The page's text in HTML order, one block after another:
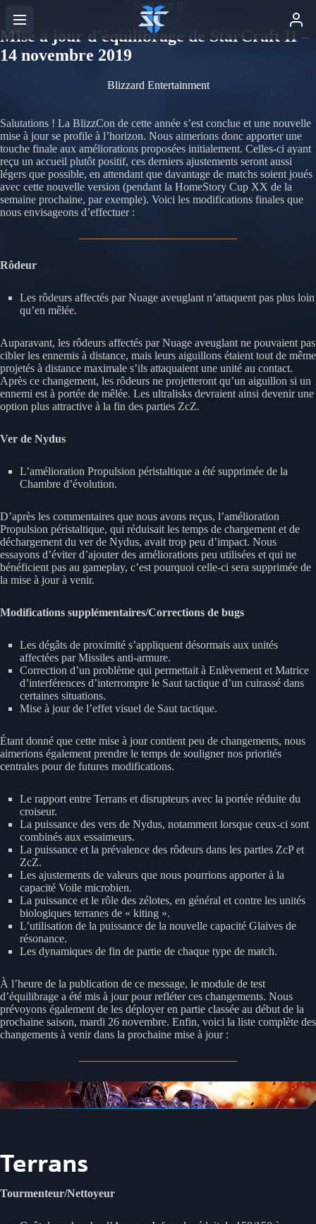
StarCraft II
Mise à jour d'équilibrage de StarCraft II –
14 novembre 2019
Blizzard Entertainment
Salutations ! La BlizzCon de cette année s’est conclue et une nouvelle
mise à jour se profile à l’horizon. Nous aimerions donc apporter une
touche finale aux améliorations proposées initialement. Celles-ci ayant
reçu un accueil plutôt positif, ces derniers ajustements seront aussi
légers que possible, en attendant que davantage de matchs soient joués
avec cette nouvelle version (pendant la HomeStory Cup XX de la
semaine prochaine, par exemple). Voici les modifications finales que
nous envisageons d’effectuer :
Rôdeur
Les rôdeurs affectés par Nuage aveuglant n’attaquent pas plus loin
qu’en mêlée.
Auparavant, les rôdeurs affectés par Nuage aveuglant ne pouvaient pas
cibler les ennemis à distance, mais leurs aiguillons étaient tout de même
projetés à distance maximale s’ils attaquaient une unité au contact.
Après ce changement, les rôdeurs ne projetteront qu’un aiguillon si un
ennemi est à portée de mêlée. Les ultralisks devraient ainsi devenir une
option plus attractive à la fin des parties ZcZ.
Ver de Nydus
L’amélioration Propulsion péristaltique a été supprimée de la
Chambre d’évolution.
D’après les commentaires que nous avons reçus, l’amélioration
Propulsion péristaltique, qui réduisait les temps de chargement et de
déchargement du ver de Nydus, avait trop peu d’impact. Nous
essayons d’éviter d’ajouter des améliorations peu utilisées et qui ne
bénéficient pas au gameplay, c’est pourquoi celle-ci sera supprimée de
la mise à jour à venir.
Modifications supplémentaires/Corrections de bugs
Les dégâts de proximité s’appliquent désormais aux unités
affectées par Missiles anti-armure.
Correction d’un problème qui permettait à Enlèvement et Matrice
d’interférences d’interrompre le Saut tactique d’un cuirassé dans
certaines situations.
Mise à jour de l’effet visuel de Saut tactique.
Étant donné que cette mise à jour contient peu de changements, nous
aimerions également prendre le temps de souligner nos priorités
centrales pour de futures modifications.
Le rapport entre Terrans et disrupteurs avec la portée réduite du
croiseur.
La puissance des vers de Nydus, notamment lorsque ceux-ci sont
combinés aux essaimeurs.
La puissance et la prévalence des rôdeurs dans les parties ZcP et
ZcZ.
Les ajustements de valeurs que nous pourrions apporter à la
capacité Voile microbien.
La puissance et le rôle des zélotes, en général et contre les unités
biologiques terranes de « kiting ».
L’utilisation de la puissance de la nouvelle capacité Glaives de
résonance.
Les dynamiques de fin de partie de chaque type de match.
À l’heure de la publication de ce message, le module de test
d’équilibrage a été mis à jour pour refléter ces changements. Nous
prévoyons également de les déployer en partie classée au début de la
prochaine saison, mardi 26 novembre. Enfin, voici la liste complète des
changements à venir dans la prochaine mise à jour :
Terrans
Tourmenteur/Nettoyeur